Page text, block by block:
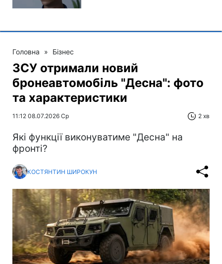
Головна » Бізнес
ЗСУ отримали новий
бронеавтомобіль "Десна": фото
та характеристики
11:12 08.07.2026 Ср 2 хв
Які функції виконуватиме "Десна" на
фронті?
КОСТЯНТИН ШИРОКУН